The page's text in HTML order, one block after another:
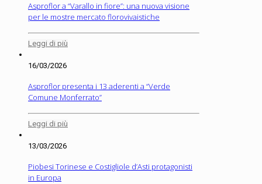
Asproflor a “Varallo in fiore”: una nuova visione
per le mostre mercato florovivaistiche
Leggi di più
16/03/2026
Asproflor presenta i 13 aderenti a “Verde
Comune Monferrato”
Leggi di più
13/03/2026
Piobesi Torinese e Costigliole d’Asti protagonisti
in Europa